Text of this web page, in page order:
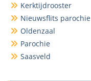
Kerktijdrooster
Nieuwsflits parochie
Oldenzaal
Parochie
Saasveld